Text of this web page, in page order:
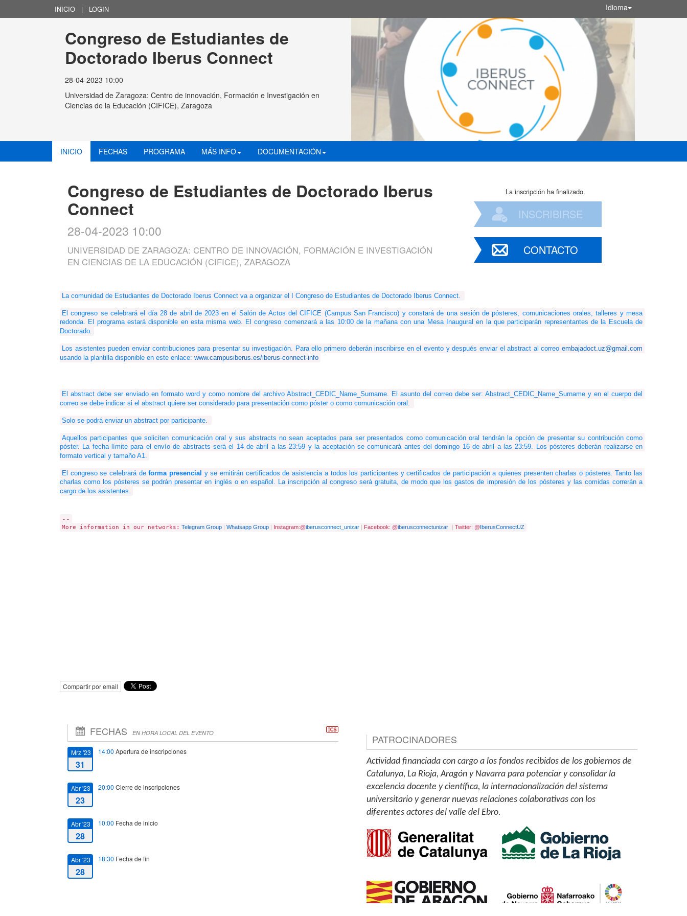
INICIO | LOGIN Idioma
Congreso de Estudiantes de
Doctorado Iberus Connect
28-04-2023 10:00
Universidad de Zaragoza: Centro de innovación, Formación e Investigación en
Ciencias de la Educación (CIFICE), Zaragoza
INICIO FECHAS PROGRAMA MÁS INFO DOCUMENTACIÓN
Congreso de Estudiantes de Doctorado Iberus
Connect
28-04-2023 10:00
UNIVERSIDAD DE ZARAGOZA: CENTRO DE INNOVACIÓN, FORMACIÓN E INVESTIGACIÓN
EN CIENCIAS DE LA EDUCACIÓN (CIFICE), ZARAGOZA
La inscripción ha finalizado.
INSCRIBIRSE
CONTACTO
La comunidad de Estudiantes de Doctorado Iberus Connect va a organizar el I Congreso de Estudiantes de Doctorado Iberus Connect.
El congreso se celebrará el día 28 de abril de 2023 en el Salón de Actos del CIFICE (Campus San Francisco) y constará de una sesión de pósteres, comunicaciones orales, talleres y mesa
redonda. El programa estará disponible en esta misma web. El congreso comenzará a las 10:00 de la mañana con una Mesa Inaugural en la que participarán representantes de la Escuela de
Doctorado.
Los asistentes pueden enviar contribuciones para presentar su investigación. Para ello primero deberán inscribirse en el evento y después enviar el abstract al correo embajadoct.uz@gmail.com
usando la plantilla disponible en este enlace: www.campusiberus.es/iberus-connect-info
El abstract debe ser enviado en formato word y como nombre del archivo Abstract_CEDIC_Name_Surname. El asunto del correo debe ser: Abstract_CEDIC_Name_Surname y en el cuerpo del
correo se debe indicar si el abstract quiere ser considerado para presentación como póster o como comunicación oral.
Solo se podrá enviar un abstract por participante.
Aquellos participantes que soliciten comunicación oral y sus abstracts no sean aceptados para ser presentados como comunicación oral tendrán la opción de presentar su contribución como
póster. La fecha límite para el envío de abstracts será el 14 de abril a las 23:59 y la aceptación se comunicará antes del domingo 16 de abril a las 23:59. Los pósteres deberán realizarse en
formato vertical y tamaño A1.
El congreso se celebrará de forma presencial y se emitirán certificados de asistencia a todos los participantes y certificados de participación a quienes presenten charlas o pósteres. Tanto las
charlas como los pósteres se podrán presentar en inglés o en español. La inscripción al congreso será gratuita, de modo que los gastos de impresión de los pósteres y las comidas correrán a
cargo de los asistentes.
--
More information in our networks: Telegram Group Whatsapp Group Instagram:@iberusconnect_unizar Facebook: @iberusconnectunizar Twitter: @ IberusConnectUZ
Compartir por email
FECHAS EN HORA LOCAL DEL EVENTO
Mrz '23
31
14:00 Apertura de inscripciones
Abr '23
23
20:00 Cierre de inscripciones
Abr '23
28
10:00 Fecha de inicio
Abr '23
28
18:30 Fecha de fin
PATROCINADORES
Actividad financiada con cargo a los fondos recibidos de los gobiernos de
Catalunya, La Rioja, Aragón y Navarra para potenciar y consolidar la
excelencia docente y científica, la internacionalización del sistema
universitario y generar nuevas relaciones colaborativas con los
diferentes actores del valle del Ebro.